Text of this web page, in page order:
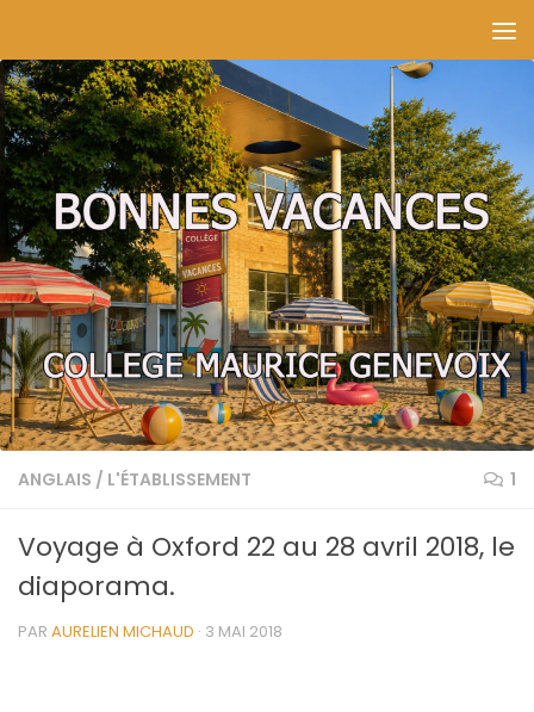
ANGLAIS / L'ÉTABLISSEMENT 1
Voyage à Oxford 22 au 28 avril 2018, le
diaporama.
PAR AURELIEN MICHAUD · 3 MAI 2018